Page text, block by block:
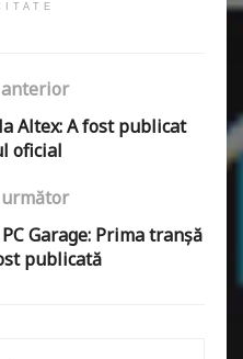
la Altex: A fost publicat
oficial
PC Garage: Prima tranșă
publicată